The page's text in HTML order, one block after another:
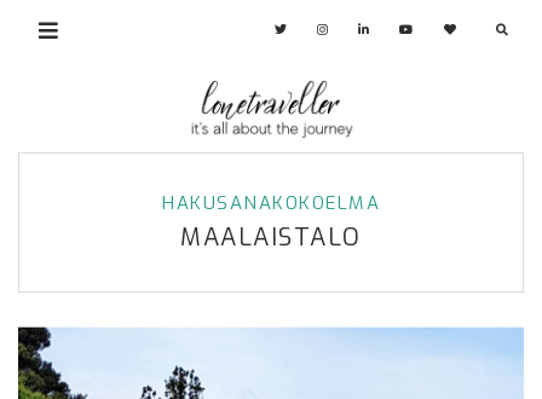
HAKUSANAKOKOELMA
MAALAISTALO